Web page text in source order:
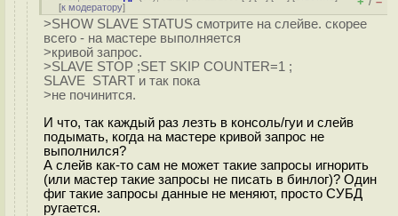
[к модератору]
>SHOW SLAVE STATUS смотрите на слейве. скорее
всего - на мастере выполняется
>кривой запрос.
>SLAVE STOP ;SET SKIP COUNTER=1 ;
SLAVE START и так пока
>не починится.
И что, так каждый раз лезть в консоль/гуи и слейв
подымать, когда на мастере кривой запрос не
выполнился?
А слейв как-то сам не может такие запросы игнорить
(или мастер такие запросы не писать в бинлог)? Один
фиг такие запросы данные не меняют, просто СУБД
ругается.